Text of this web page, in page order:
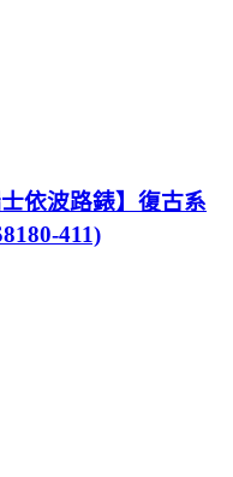
依波路錶】復古系
411)